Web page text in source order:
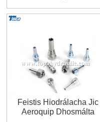
Feistis Hiodrálacha Jic
Aeroquip Dhosmálta